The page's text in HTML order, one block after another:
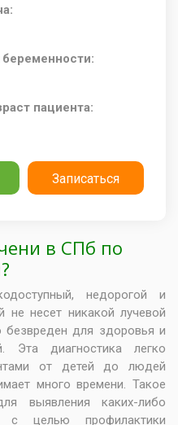
пациента:
Записаться
в СПб по
недорогой и
не несет никакой лучевой
безвреден для здоровья и
Эта диагностика легко
от детей до людей
много времени. Такое
выявления каких-либо
с целью профилактики